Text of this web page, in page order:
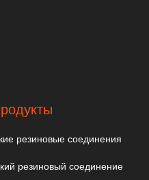
резиновые соединения
резиновый соединение